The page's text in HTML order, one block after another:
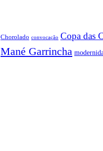
Chorolado convocação Copa das
Mané Garrincha